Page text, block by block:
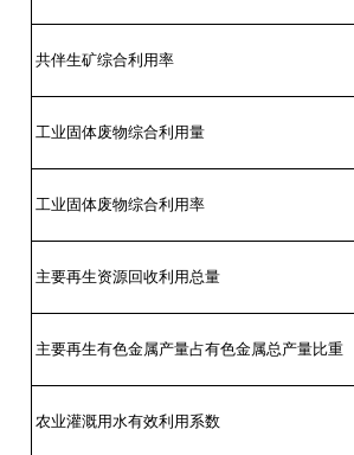
共伴生矿综合利用率
工业固体废物综合利用量
工业固体废物综合利用率
主要再生资源回收利用总量
主要再生有色金属产量占有色金属总产量比重
农业灌溉用水有效利用系数